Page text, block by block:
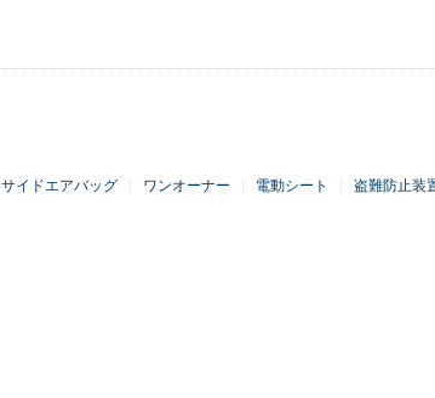
サイドエアバッグ ワンオーナー 電動シート 盗難防止装